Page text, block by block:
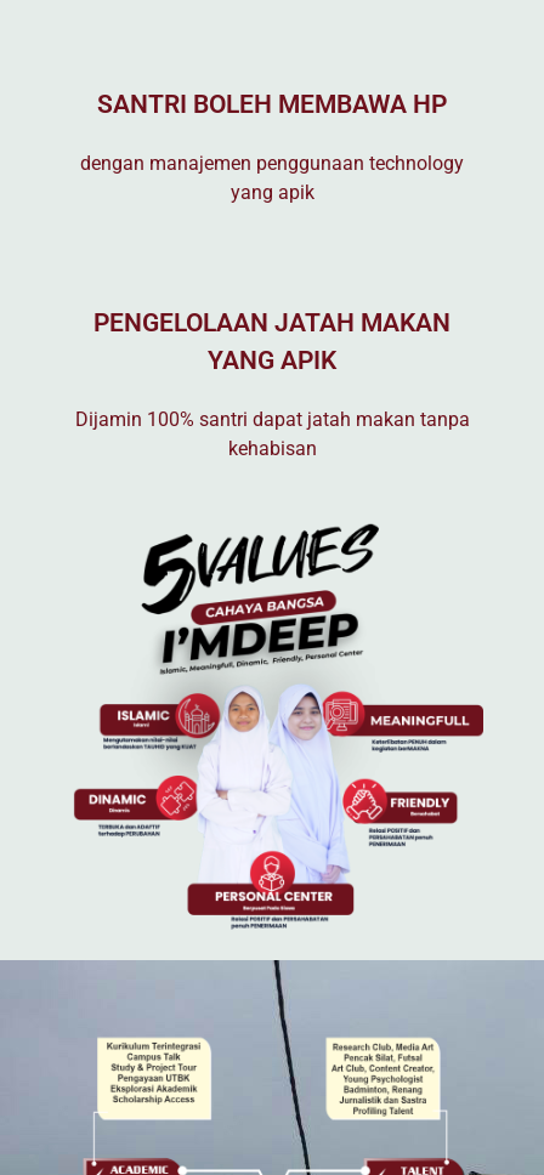
SANTRI BOLEH MEMBAWA HP
dengan manajemen penggunaan technology
yang apik
PENGELOLAAN JATAH MAKAN
YANG APIK
Dijamin 100% santri dapat jatah makan tanpa
kehabisan